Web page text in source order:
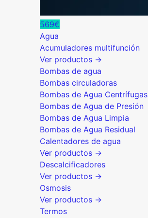
569€
Agua
Acumuladores multifunción
Ver productos →
Bombas de agua
Bombas circuladoras
Bombas de Agua Centrífugas
Bombas de Agua de Presión
Bombas de Agua Limpia
Bombas de Agua Residual
Calentadores de agua
Ver productos →
Descalcificadores
Ver productos →
Osmosis
Ver productos →
Termos